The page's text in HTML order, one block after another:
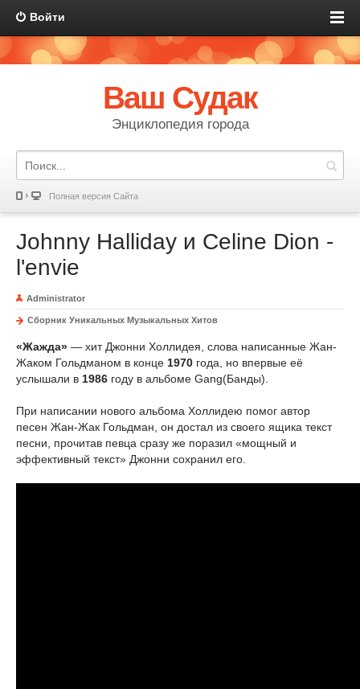
Войти
Ваш Судак
Энциклопедия города
Полная версия Сайта
Johnny Halliday и Celine Dion -
l'envie
Administrator
Сборник Уникальных Музыкальных Хитов
«Жажда» — хит Джонни Холлидея, слова написанные Жан-
Жаком Гольдманом в конце 1970 года, но впервые её
услышали в 1986 году в альбоме Gang(Банды).
При написании нового альбома Холлидею помог автор
песен Жан-Жак Гольдман, он достал из своего ящика текст
песни, прочитав певца сразу же поразил «мощный и
эффективный текст» Джонни сохранил его.